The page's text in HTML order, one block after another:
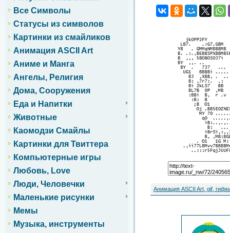
Все Символы
Статусы из символов
Картинки из смайликов
Анимация ASCII Art
Аниме и Манга
Ангелы, Религия
Дома, Сооружения
Еда и Напитки
Животные
Каомодзи Смайлы
Картинки для Твиттера
Компьютерные игры
Любовь, Love
Люди, Человечки
Маленькие рисунки
Мемы
Музыка, инструменты
Анимация ASCII Art, gif,